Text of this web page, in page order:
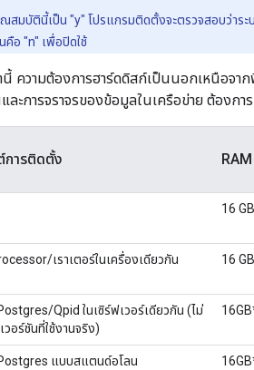
มบัตินี้เป็น "y" โปรแกรมติดตั้งจะตรวจสอบว่าระ
คือ "n" เพื่อปิดใช้
านี้ ความต้องการฮาร์ดดิสก์เป็นนอกเหนือ
ะการจราจรของข้อมูลในเครือข่าย ต้องก
การติดตั้ง RAM
16 GB
เราเตอร์ในเครื่องเดียวกัน 16 GB
Qpid ในเซิร์ฟเวอร์เดียวกัน (ไม่
วอร์ชันที่ใช้งานจริง)
แบบสแตนด์อโลน